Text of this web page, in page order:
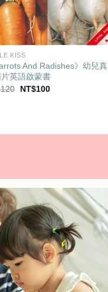
KISS
And Radishes》幼兒真
英語啟蒙書
120
原
NT$100目